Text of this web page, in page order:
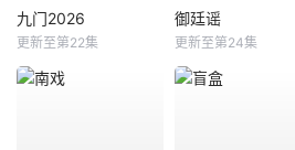
九门2026
更新至第22集
御廷谣
更新至第24集